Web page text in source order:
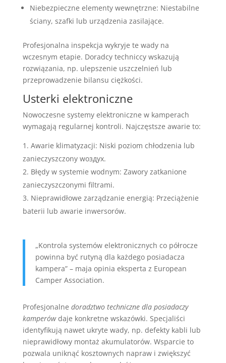
Niebezpieczne elementy wewnętrzne: Niestabilne
ściany, szafki lub urządzenia zasilające.
Profesjonalna inspekcja wykryje te wady na
wczesnym etapie. Doradcy techniccy wskazują
rozwiązania, np. ulepszenie uszczelnień lub
przeprowadzenie bilansu ciężkości.
Usterki elektroniczne
Nowoczesne systemy elektroniczne w kamperach
wymagają regularnej kontroli. Najczęstsze awarie to:
Awarie klimatyzacji: Niski poziom chłodzenia lub
zanieczyszczony wоздух.
Błędy w systemie wodnym: Zawory zatkanione
zanieczyszczonymi filtrami.
Nieprawidłowe zarządzanie energią: Przeciążenie
baterii lub awarie inwersorów.
„Kontrola systemów elektronicznych co półrocze
powinna być rutyną dla każdego posiadacza
kampera” – maja opinia eksperta z European
Camper Association.
Profesjonalne doradztwo techniczne dla posiadaczy
kamperówdaje konkretne wskazówki. Specjaliści
identyfikują nawet ukryte wady, np. defekty kabli lub
nieprawidłowy montaż akumulatorów. Wsparcie to
pozwala uniknąć kosztownych napraw i zwiększyć